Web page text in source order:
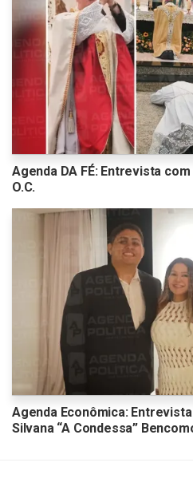
Agenda DA FÉ: Entrevista
O.C.
Agenda Econômica:
Silvana “A Condessa”